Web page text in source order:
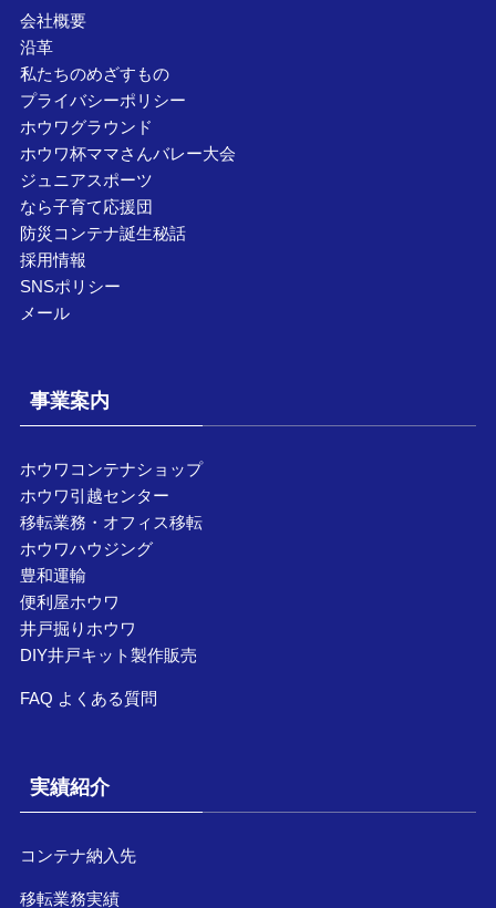
会社概要
沿革
私たちのめざすもの
プライバシーポリシー
ホウワグラウンド
ホウワ杯ママさんバレー大会
ジュニアスポーツ
なら子育て応援団
防災コンテナ誕生秘話
採用情報
SNSポリシー
メール
事業案内
ホウワコンテナショップ
ホウワ引越センター
移転業務・オフィス移転
ホウワハウジング
豊和運輸
便利屋ホウワ
井戸掘りホウワ
DIY井戸キット製作販売
FAQ よくある質問
実績紹介
コンテナ納入先
移転業務実績